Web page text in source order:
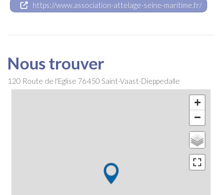
https://www.association-attelage-seine-maritime.fr/
Nous trouver
120 Route de l'Eglise 76450 Saint-Vaast-Dieppedalle
+
−